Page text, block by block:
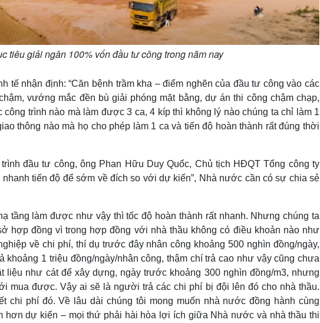
tiêu giải ngân 100% vốn đầu tư công trong năm nay
tế nhận định: “Căn bệnh trầm kha – điểm nghẽn của đầu tư công vào các
vướng mắc đền bù giải phóng mặt bằng, dự án thi công chậm chạp,
công trình nào mà làm được 3 ca, 4 kíp thì không lý nào chúng ta chỉ làm 1
thông nào mà họ cho phép làm 1 ca và tiến độ hoàn thành rất đúng thời
đầu tư công, ông Phan Hữu Duy Quốc, Chủ tịch HĐQT Tổng công ty
nhanh tiến độ để sớm về đích so với dự kiến”, Nhà nước cần có sự chia sẻ
tầng làm được như vậy thì tốc độ hoàn thành rất nhanh. Nhưng chúng ta
hợp đồng vì trong hợp đồng với nhà thầu không có điều khoản nào như
về chi phí, thí dụ trước đây nhân công khoảng 500 nghìn đồng/ngày,
khoảng 1 triệu đồng/ngày/nhân công, thậm chí trả cao như vậy cũng chưa
liệu như cát để xây dựng, ngày trước khoảng 300 nghìn đồng/m3, nhưng
mua được. Vậy ai sẽ là người trả các chi phí bị đội lên đó cho nhà thầu.
chi phí đó. Về lâu dài chúng tôi mong muốn nhà nước đồng hành cùng
hơn dự kiến – mọi thứ phải hài hòa lợi ích giữa Nhà nước và nhà thầu thi